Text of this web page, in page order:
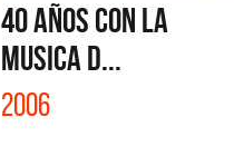
40 AÑOS CON LA
MUSICA D...
2006